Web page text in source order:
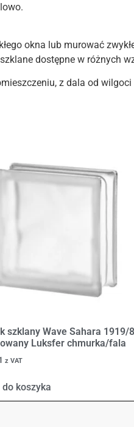
okna lub murować
dostępne w różnych
z dala od wilgoci
szklany Wave Sahara 1919/8
Luksfer chmurka/fala
z VAT
do koszyka